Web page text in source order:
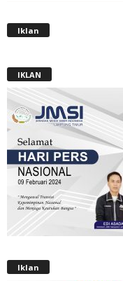
Iklan
IKLAN
Iklan